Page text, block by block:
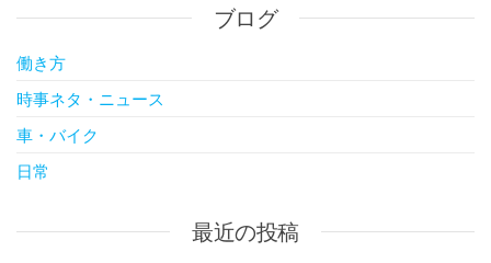
ブログ
働き方
時事ネタ・ニュース
車・バイク
日常
最近の投稿